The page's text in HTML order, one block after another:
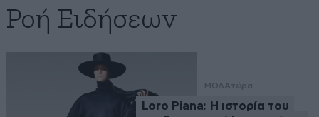
Ροή Ειδήσεων
ΜΟΔΑτώρα
Loro Piana: Η ιστορία του